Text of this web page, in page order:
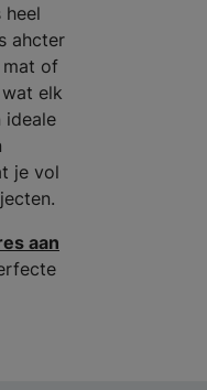
heel
ahcter
mat of
elk
ideale
je vol
aan